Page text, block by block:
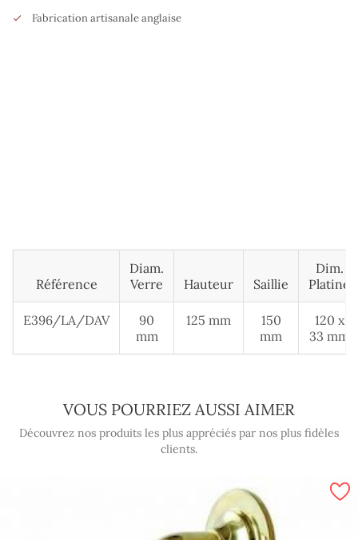
Fabrication artisanale anglaise
Référence
Diam.
Verre
Hauteur Saillie
Dim.
Platine
E396/LA/DAV
90
mm
125 mm
150
mm
120 x
33 mm
VOUS POURRIEZ AUSSI AIMER
Découvrez nos produits les plus appréciés par nos plus fidèles
clients.